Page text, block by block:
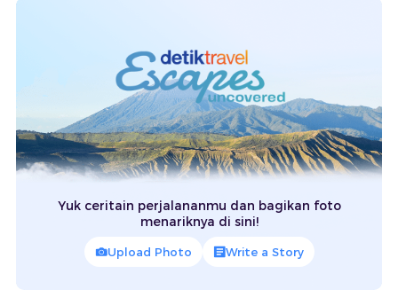
Yuk ceritain perjalananmu dan bagikan foto
menariknya di sini!
Upload Photo Write a Story